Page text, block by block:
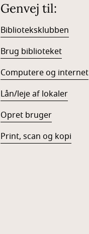
Genvej til:
Biblioteksklubben
Brug biblioteket
Computere og internet
Lån/leje af lokaler
Opret bruger
Print, scan og kopi